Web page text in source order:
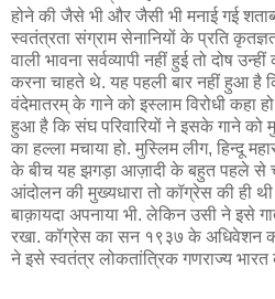
होने की जैसे भी और जैसी भी मनाई गई
स्वतंत्रता संग्राम सेनानियों के प्रति
वाली भावना सर्वव्यापी नहीं हुई तो दोष
करना चाहते थे. यह पहली बार नहीं हुआ
वंदेमातरम् के गाने को इस्लाम विरोधी कहा
हुआ है कि संघ परिवारियों ने इसके गाने को
का हल्ला मचाया हो. मुस्लिम लीग, हिन्दू
के बीच यह झगड़ा आज़ादी के बहुत पहले से
आंदोलन की मुख्यधारा तो कॉग्रेस की ही
बाक़ायदा अपनाया भी. लेकिन उसी ने इसे
रखा. कॉग्रेस का सन १९३७ के अधिवेशन
ने इसे स्वतंत्र लोकतांत्रिक गणराज्य भारत